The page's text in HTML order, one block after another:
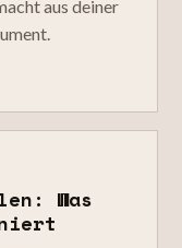
aus deiner
Was